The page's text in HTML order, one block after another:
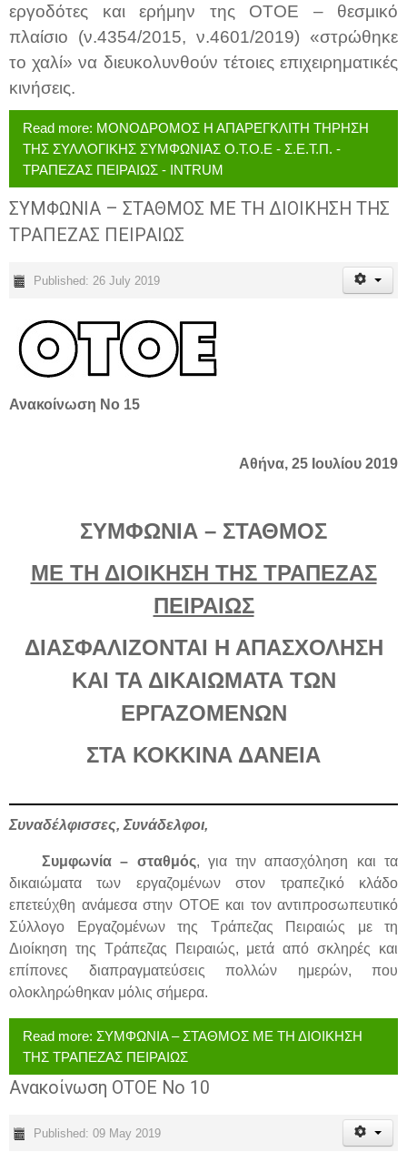
εργοδότες και ερήμην της ΟΤΟΕ – θεσμικό
πλαίσιο (ν.4354/2015, ν.4601/2019) «στρώθηκε
το χαλί» να διευκολυνθούν τέτοιες επιχειρηματικές
κινήσεις.
Read more: ΜΟΝΟΔΡΟΜΟΣ Η ΑΠΑΡΕΓΚΛΙΤΗ ΤΗΡΗΣΗ
ΤΗΣ ΣΥΛΛΟΓΙΚΗΣ ΣΥΜΦΩΝΙΑΣ Ο.Τ.Ο.Ε - Σ.Ε.Τ.Π. -
ΤΡΑΠΕΖΑΣ ΠΕΙΡΑΙΩΣ - INTRUM
ΣΥΜΦΩΝΙΑ – ΣΤΑΘΜΟΣ ΜΕ ΤΗ ΔΙΟΙΚΗΣΗ ΤΗΣ
ΤΡΑΠΕΖΑΣ ΠΕΙΡΑΙΩΣ
Published: 26 July 2019
Ανακοίνωση Νο 15
Αθήνα, 25 Ιουλίου 2019
ΣΥΜΦΩΝΙΑ – ΣΤΑΘΜΟΣ
ΜΕ ΤΗ ΔΙΟΙΚΗΣΗ ΤΗΣ ΤΡΑΠΕΖΑΣ
ΠΕΙΡΑΙΩΣ
ΔΙΑΣΦΑΛΙΖΟΝΤΑΙ Η ΑΠΑΣΧΟΛΗΣΗ
ΚΑΙ ΤΑ ΔΙΚΑΙΩΜΑΤΑ ΤΩΝ
ΕΡΓΑΖΟΜΕΝΩΝ
ΣΤΑ ΚΟΚΚΙΝΑ ΔΑΝΕΙΑ
Συναδέλφισσες, Συνάδελφοι,
Συμφωνία – σταθμός, για την απασχόληση και τα
δικαιώματα των εργαζομένων στον τραπεζικό κλάδο
επετεύχθη ανάμεσα στην ΟΤΟΕ και τον αντιπροσωπευτικό
Σύλλογο Εργαζομένων της Τράπεζας Πειραιώς με τη
Διοίκηση της Τράπεζας Πειραιώς, μετά από σκληρές και
επίπονες διαπραγματεύσεις πολλών ημερών, που
ολοκληρώθηκαν μόλις σήμερα.
Read more: ΣΥΜΦΩΝΙΑ – ΣΤΑΘΜΟΣ ΜΕ ΤΗ ΔΙΟΙΚΗΣΗ
ΤΗΣ ΤΡΑΠΕΖΑΣ ΠΕΙΡΑΙΩΣ
Ανακοίνωση ΟΤΟΕ Νο 10
Published: 09 May 2019